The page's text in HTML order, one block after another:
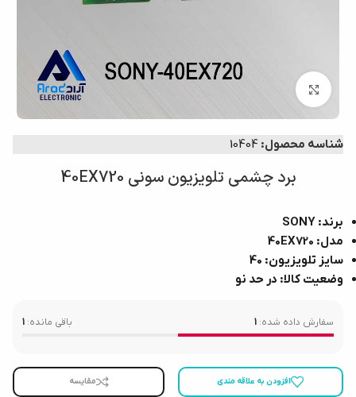
بزرگنمایی تصویر
شناسه محصول: 10404
برد چشمی تلویزیون سونی 40EX720
برند: SONY
مدل: 40EX720
سایز تلویزیون: 40
وضعیت کالا: در حد نو
سفارش داده شده: 1 باقی مانده: 1
افزودن به علاقه مندی مقایسه